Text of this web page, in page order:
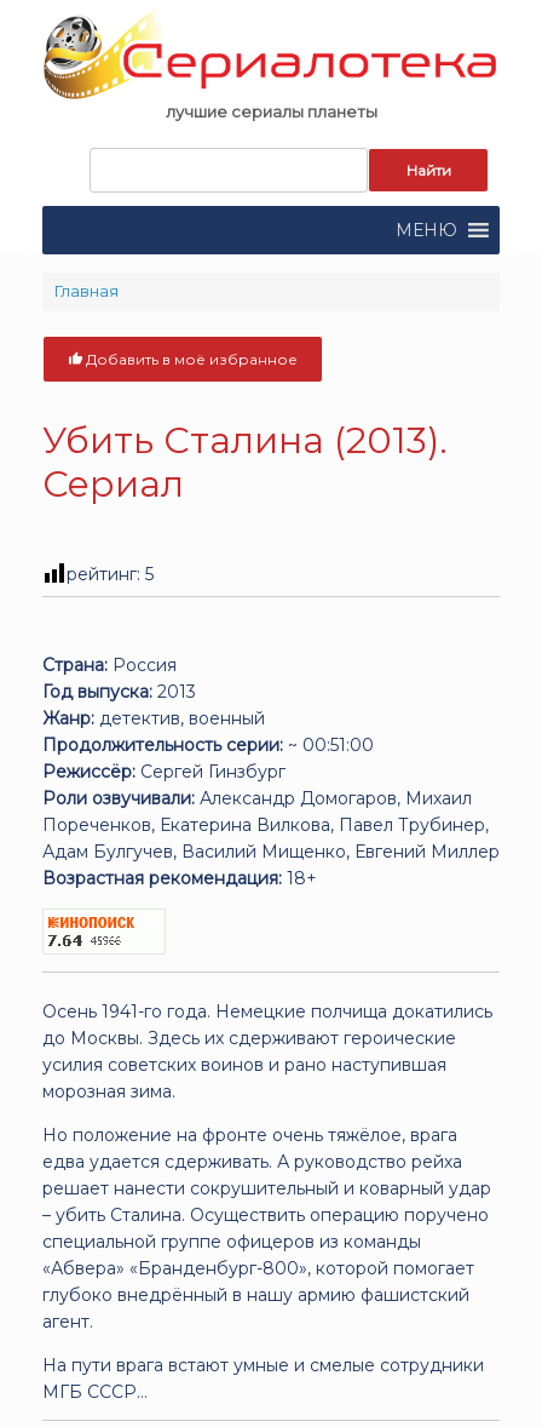
content
лучшие сериалы планеты
поиска:
МЕНЮ
Главная
Добавить в моё избранное
Убить Сталина (2013).
Сериал
рейтинг: 5
Страна: Россия
Год выпуска: 2013
Жанр: детектив, военный
Продолжительность серии: ~ 00:51:00
Режиссёр: Сергей Гинзбург
Роли озвучивали: Александр Домогаров, Михаил
Пореченков, Екатерина Вилкова, Павел Трубинер,
Адам Булгучев, Василий Мищенко, Евгений Миллер
Возрастная рекомендация: 18+
Осень 1941-го года. Немецкие полчища докатились
до Москвы. Здесь их сдерживают героические
усилия советских воинов и рано наступившая
морозная зима.
Но положение на фронте очень тяжёлое, врага
едва удается сдерживать. А руководство рейха
решает нанести сокрушительный и коварный удар
– убить Сталина. Осуществить операцию поручено
специальной группе офицеров из команды
«Абвера» «Бранденбург-800», которой помогает
глубоко внедрённый в нашу армию фашистский
агент.
На пути врага встают умные и смелые сотрудники
МГБ СССР…